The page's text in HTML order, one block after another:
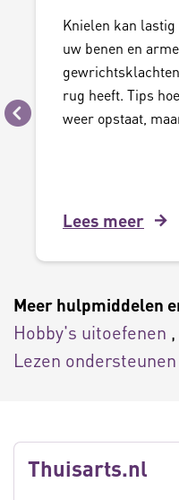
Vorige
Knielen kan
uw benen en
rug heeft. Tips
weer opstaat,
Lees meer
Meer hulpmiddelen
Hobby's uitoefenen
Lezen ondersteunen
Thuisarts.nl